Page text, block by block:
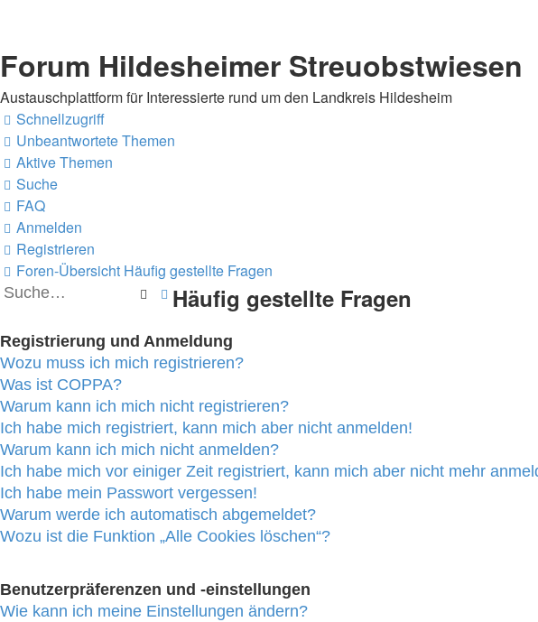
Forum Hildesheimer Streuobstwiesen
Austauschplattform für Interessierte rund um den Landkreis Hildesheim
Schnellzugriff
Unbeantwortete Themen
Aktive Themen
Suche
FAQ
Anmelden
Registrieren
Foren-Übersicht Häufig gestellte Fragen
Suche
Erweiterte
Häufig gestellte Fragen
Registrierung und Anmeldung
Wozu muss ich mich registrieren?
Was ist COPPA?
Warum kann ich mich nicht registrieren?
Ich habe mich registriert, kann mich aber nicht anmelden!
Warum kann ich mich nicht anmelden?
Ich habe mich vor einiger Zeit registriert, kann mich aber nicht mehr
Ich habe mein Passwort vergessen!
Warum werde ich automatisch abgemeldet?
Wozu ist die Funktion „Alle Cookies löschen“?
Benutzerpräferenzen und -einstellungen
Wie kann ich meine Einstellungen ändern?